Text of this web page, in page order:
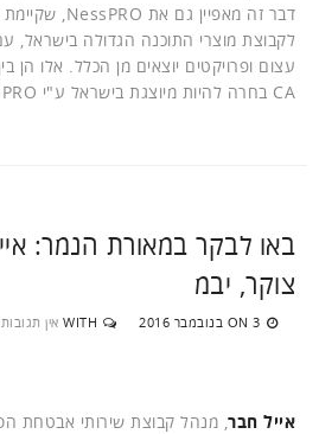
לקבוצת מוצרי התוכנה הגדולה בישראל, עם
עצום ופרויקטים יוצאים מן הכלל. אלו הן
CA בחרה להיות מיוצגת בישראל ע"י NessPRO".
באו לבקר במאורת הנמר:
צוקר, יבמ
ON 3 בנובמבר 2016 WITH אין תגובות
אייל חבר, מנהל קבוצת שירותי אבטחת